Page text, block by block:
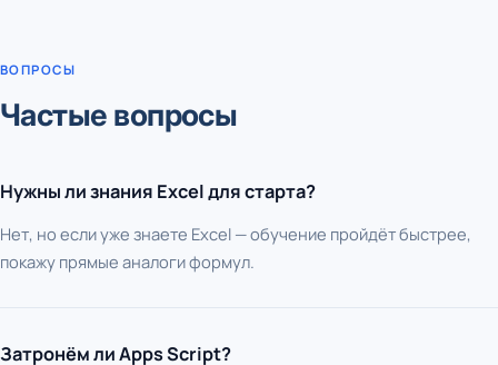
ВОПРОСЫ
Частые вопросы
Нужны ли знания Excel для старта?
Нет, но если уже знаете Excel — обучение пройдёт быстрее,
покажу прямые аналоги формул.
Затронём ли Apps Script?